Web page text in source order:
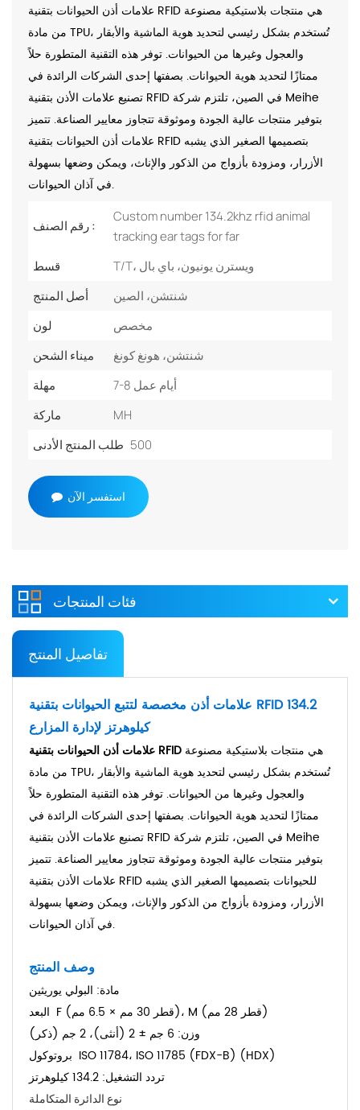
علامات أذن الحيوانات بتقنية RFID هي منتجات بلاستيكية مصنوعة
من مادة TPU، تُستخدم بشكل رئيسي لتحديد هوية الماشية والأبقار
والعجول وغيرها من الحيوانات. توفر هذه التقنية المتطورة حلاً
ممتازًا لتحديد هوية الحيوانات. بصفتها إحدى الشركات الرائدة في
تصنيع علامات الأذن بتقنية RFID في الصين، تلتزم شركة Meihe
بتوفير منتجات عالية الجودة وموثوقة تتجاوز معايير الصناعة. تتميز
علامات أذن الحيوانات بتقنية RFID بتصميمها الصغير الذي يشبه
الأزرار، ومزودة بأزواج من الذكور والإناث، ويمكن وضعها بسهولة
في آذان الحيوانات.
رقم الصنف :
Custom number 134.2khz rfid animal
tracking ear tags for far
قسط
T/T، ويسترن يونيون، باي بال
أصل المنتج
شنتشن، الصين
لون
مخصص
ميناء الشحن
شنتشن، هونغ كونغ
مهلة
7-8 أيام عمل
ماركة
MH
طلب المنتج الأدنى 500
استفسر الآن
فئات المنتجات
تفاصيل المنتج
علامات أذن مخصصة لتتبع الحيوانات بتقنية RFID 134.2
كيلوهرتز لإدارة المزارع
علامات أذن الحيوانات بتقنية RFID
من مادة TPU، تُستخدم بشكل رئيسي لتحديد هوية الماشية والأبقار
والعجول وغيرها من الحيوانات. توفر هذه التقنية المتطورة حلاً
ممتازًا لتحديد هوية الحيوانات. بصفتها إحدى الشركات الرائدة في
تصنيع علامات الأذن بتقنية RFID في الصين، تلتزم شركة Meihe
بتوفير منتجات عالية الجودة وموثوقة تتجاوز معايير الصناعة. تتميز
علامات الأذن بتقنية RFID للحيوانات بتصميمها الصغير الذي يشبه
الأزرار، ومزودة بأزواج من الذكور والإناث، ويمكن وضعها بسهولة
في آذان الحيوانات.
وصف المنتج
مادة:
F (قطر 30 مم × 6.5 مم)، M (قطر 28 مم)
وزن: 6 جم ± 2 (أنثى)، 2 جم (ذكر)
ISO 11784، ISO 11785 (FDX-B) (HDX)
تردد التشغيل: 134.2 كيلوهرتز